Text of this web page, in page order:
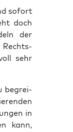
sofort
doch
der
Rechts­
sehr
begrei­
in
kann,